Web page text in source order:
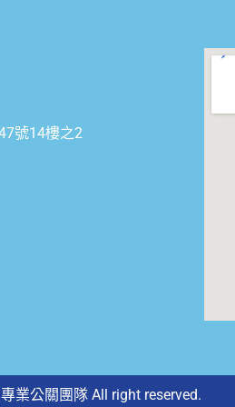
號14樓之2
業公關團隊 All right reserved.